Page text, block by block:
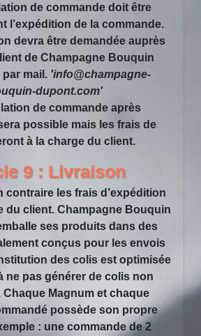
de commande doit être
l’expédition de la commande.
devra être demandée auprès
de Champagne Bouquin
par mail. 'info@champagne-
dupont.com'
de commande après
possible mais les frais de
à la charge du client.
9 : Livraison
contraire les frais d’expédition
du client. Champagne Bouquin
ses produits dans des
conçus pour les envois
des colis est optimisée
ne pas générer de colis non
Chaque Magnum et chaque
possède son propre
: une commande de 2